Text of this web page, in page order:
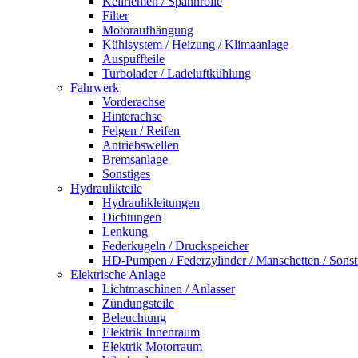
Filter
Motoraufhängung
Kühlsystem / Heizung / Klimaanlage
Auspuffteile
Turbolader / Ladeluftkühlung
Fahrwerk
Vorderachse
Hinterachse
Felgen / Reifen
Antriebswellen
Bremsanlage
Sonstiges
Hydraulikteile
Hydraulikleitungen
Dichtungen
Lenkung
Federkugeln / Druckspeicher
HD-Pumpen / Federzylinder / Manschetten /
Elektrische Anlage
Lichtmaschinen / Anlasser
Zündungsteile
Beleuchtung
Elektrik Innenraum
Elektrik Motorraum